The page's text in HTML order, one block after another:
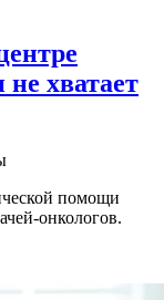
хватает
помощи
онкологов.